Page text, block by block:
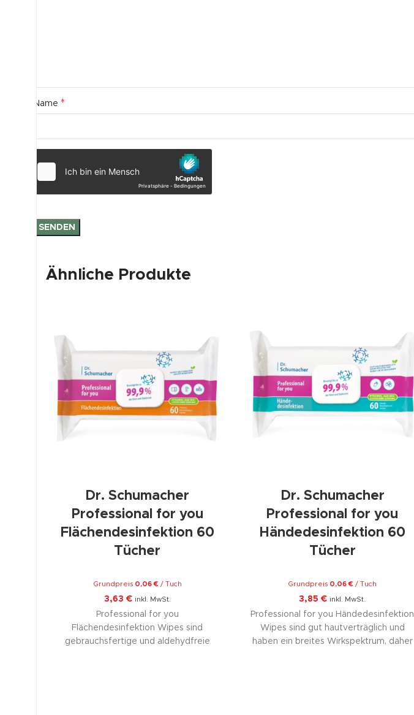
Name *
Ähnliche Produkte
Dr. Schumacher
Professional for you
Flächendesinfektion 60
Tücher
3,63 € inkl. MwSt.
Grundpreis 0,06€/ Tuch
Professional for you
Flächendesinfektion Wipes sind
gebrauchsfertige und aldehydfreie
Dr. Schumacher
Professional for you
Händedesinfektion 60
Tücher
3,85€ inkl. MwSt.
Grundpreis 0,06€ /Tuch
Professional for you Händedesinfektion
Wipes sind gut hautverträglich und
haben ein breites Wirkspektrum, daher
Tuch